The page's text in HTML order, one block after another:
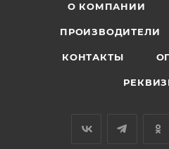
О КОМПАНИИ
ПРОИЗВОДИТЕЛИ
КОНТАКТЫ